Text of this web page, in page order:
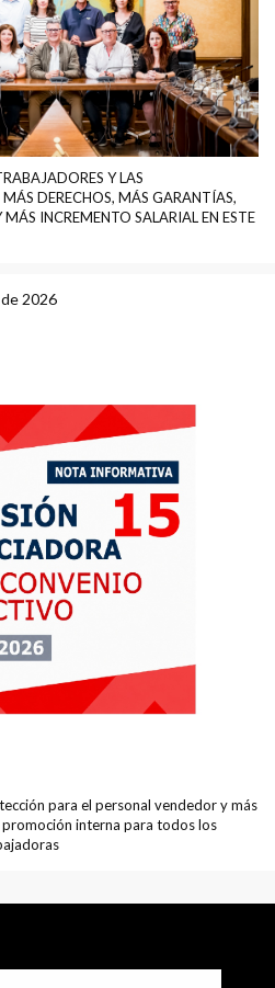
Y LAS
DERECHOS, MÁS GARANTÍAS,
INCREMENTO SALARIAL EN ESTE
2026
para el personal vendedor y más
interna para todos los